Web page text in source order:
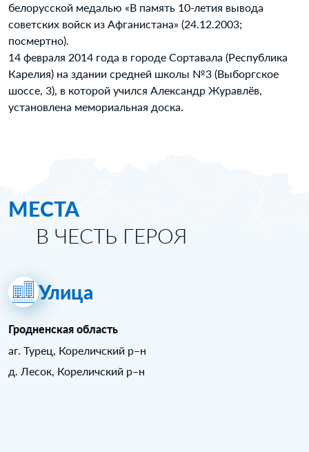
белорусской медалью «В память 10-летия вывода
советских войск из Афганистана» (24.12.2003;
посмертно).
14 февраля 2014 года в городе Сортавала (Республика
Карелия) на здании средней школы №3 (Выборгское
шоссе, 3), в которой учился Александр Журавлёв,
установлена мемориальная доска.
МЕСТА
В ЧЕСТЬ ГЕРОЯ
Улица
Гродненская область
аг. Турец, Кореличский р–н
д. Лесок, Кореличский р–н